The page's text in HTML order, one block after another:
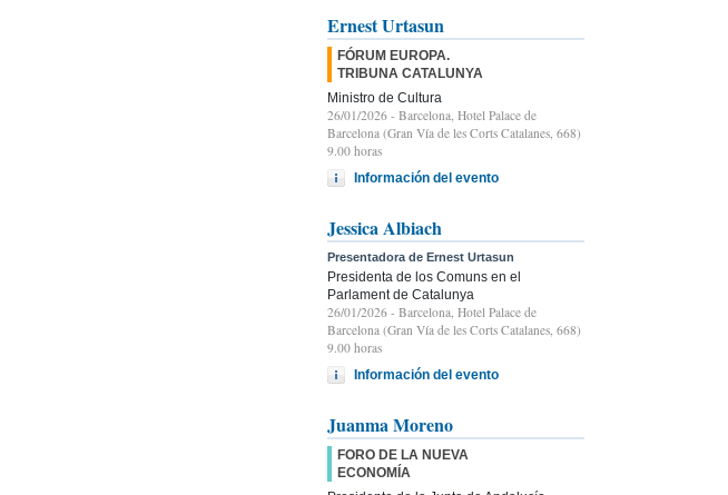
Ernest Urtasun
FÓRUM EUROPA.
TRIBUNA CATALUNYA
Ministro de Cultura
26/01/2026 - Barcelona, Hotel Palace de
Barcelona (Gran Vía de les Corts Catalanes, 668)
9.00 horas
Información del evento
Jessica Albiach
Presentadora de Ernest Urtasun
Presidenta de los Comuns en el
Parlament de Catalunya
26/01/2026 - Barcelona, Hotel Palace de
Barcelona (Gran Vía de les Corts Catalanes, 668)
9.00 horas
Información del evento
Juanma Moreno
FORO DE LA NUEVA
ECONOMÍA